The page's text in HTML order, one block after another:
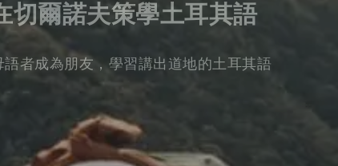
切爾諾夫策學土耳其語
語者成為朋友，學習講出道地的土耳其語